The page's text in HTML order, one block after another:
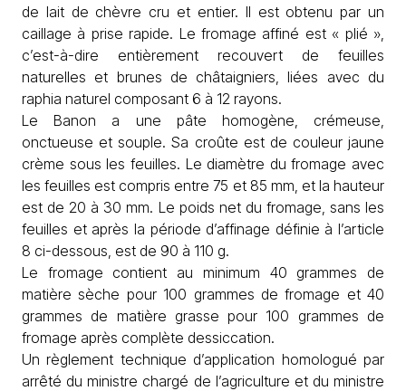
de lait de chèvre cru et entier. Il est obtenu par un
caillage à prise rapide. Le fromage affiné est « plié »,
c’est-à-dire entièrement recouvert de feuilles
naturelles et brunes de châtaigniers, liées avec du
raphia naturel composant 6 à 12 rayons.
Le Banon a une pâte homogène, crémeuse,
onctueuse et souple. Sa croûte est de couleur jaune
crème sous les feuilles. Le diamètre du fromage avec
les feuilles est compris entre 75 et 85 mm, et la hauteur
est de 20 à 30 mm. Le poids net du fromage, sans les
feuilles et après la période d’affinage définie à l’article
8 ci-dessous, est de 90 à 110 g.
Le fromage contient au minimum 40 grammes de
matière sèche pour 100 grammes de fromage et 40
grammes de matière grasse pour 100 grammes de
fromage après complète dessiccation.
Un règlement technique d’application homologué par
arrêté du ministre chargé de l’agriculture et du ministre